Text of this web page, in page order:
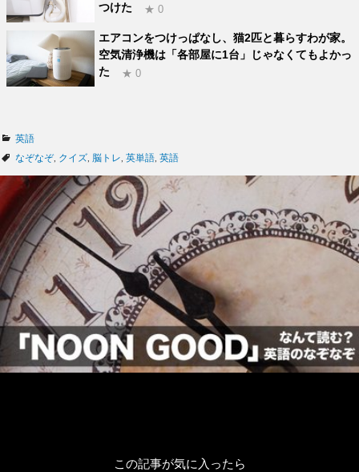
つけた
★ 0
エアコンをつけっぱなし、猫2匹と暮らすわが家。
空気清浄機は「各部屋に1台」じゃなくてもよかっ
た
★ 0
カ
テ
リ
ー
英語
タ
なぞなぞ, クイズ 脳トレ 英単語 英語
この記事が気に入ったら